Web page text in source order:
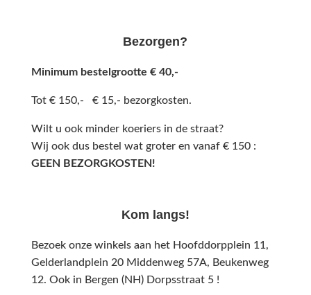
Bezorgen?
Minimum bestelgrootte € 40,-
Tot € 150,- € 15,- bezorgkosten.
Wilt u ook minder koeriers in de straat?
Wij ook dus bestel wat groter en vanaf € 150 :
GEEN BEZORGKOSTEN!
Kom langs!
Bezoek onze winkels aan het Hoofddorpplein 11,
Gelderlandplein 20 Middenweg 57A, Beukenweg
12. Ook in Bergen (NH) Dorpsstraat 5 !